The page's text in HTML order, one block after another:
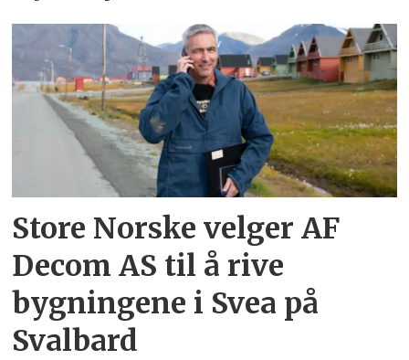
Store Norske velger AF
Decom AS til å rive
bygningene i Svea på
Svalbard